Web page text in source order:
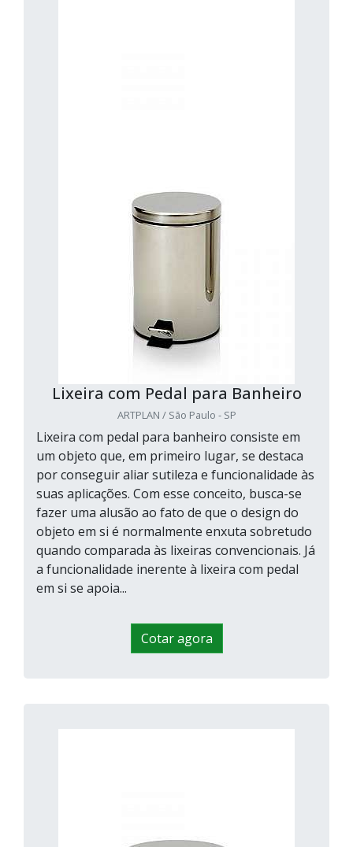
Lixeira com Pedal para Banheiro
ARTPLAN / São Paulo - SP
Lixeira com pedal para banheiro consiste em
um objeto que, em primeiro lugar, se destaca
por conseguir aliar sutileza e funcionalidade às
suas aplicações. Com esse conceito, busca-se
fazer uma alusão ao fato de que o design do
objeto em si é normalmente enxuta sobretudo
quando comparada às lixeiras convencionais. Já
a funcionalidade inerente à lixeira com pedal
em si se apoia...
Cotar agora